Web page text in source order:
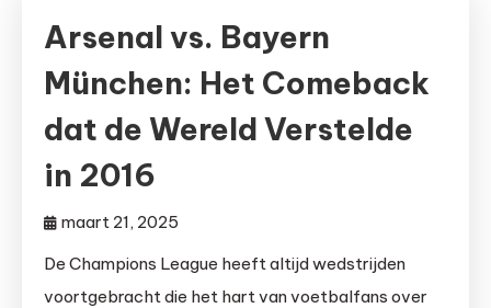
Arsenal vs. Bayern
München: Het Comeback
dat de Wereld Verstelde
in 2016
maart 21, 2025
De Champions League heeft altijd wedstrijden
voortgebracht die het hart van voetbalfans over